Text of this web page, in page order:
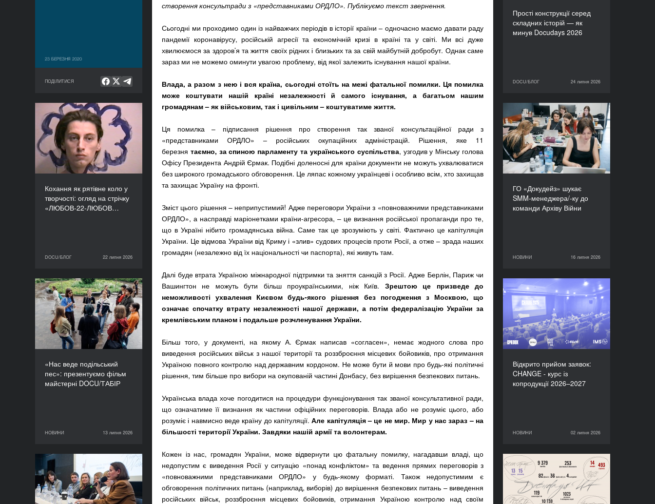
23 БЕРЕЗНЯ 2020
ПОДІЛИТИСЯ
створення консультради з «представниками ОРДЛО». Публікуємо текст звернення.
Сьогодні ми проходимо один із найважчих періодів в історії країни – одночасно маємо давати раду
пандемії коронавірусу, російській агресії та економічній кризі в країні та у світі. Ми всі дуже
хвилюємося за здоров’я та життя своїх рідних і близьких та за свій майбутній добробут. Однак саме
зараз ми не можемо оминути увагою проблему, від якої залежить існування нашої країни.
Влада, а разом з нею і вся країна, сьогодні стоїть на межі фатальної помилки. Ця помилка
може коштувати нашій країні незалежності й самого існування, а багатьом нашим
громадянам – як військовим, так і цивільним – коштуватиме життя.
Ця помилка – підписання рішення про створення так званої консультаційної ради з
«представниками ОРДЛО» – російських окупаційних адміністрацій. Рішення, яке 11
березня таємно, за спиною парламенту та українського суспільства, узгодив у Мінську голова
Офісу Президента Андрій Єрмак. Подібні доленосні для країни документи не можуть ухвалюватися
без широкого громадського обговорення. Це ляпас кожному українцеві і особливо всім, хто захищав
та захищає Україну на фронті.
Зміст цього рішення – неприпустимий! Адже переговори України з «повноважними представниками
ОРДЛО», а насправді маріонетками країни-агресора, – це визнання російської пропаганди про те,
що в Україні нібито громадянська війна. Саме так це зрозуміють у світі. Фактично це капітуляція
України. Це відмова України від Криму і «злив» судових процесів проти Росії, а отже – зрада наших
громадян (незалежно від їх національності чи паспорта), які живуть там.
Далі буде втрата Україною міжнародної підтримки та зняття санкцій з Росії. Адже Берлін, Париж чи
Вашингтон не можуть бути більш проукраїнськими, ніж Київ. Зрештою це призведе до
неможливості ухвалення Києвом будь-якого рішення без погодження з Москвою, що
означає спочатку втрату незалежності нашої держави, а потім федералізацію України за
кремлівським планом і подальше розчленування України.
Більш того, у документі, на якому А. Єрмак написав «согласен», немає жодного слова про
виведення російських військ з нашої території та роззброєння місцевих бойовиків, про отримання
Україною повного контролю над державним кордоном. Не може бути й мови про будь-які політичні
рішення, тим більше про вибори на окупованій частині Донбасу, без вирішення безпекових питань.
Українська влада хоче погодитися на процедури функціонування так званої консультативної ради,
що означатиме її визнання як частини офіційних переговорів. Влада або не розуміє цього, або
розуміє і навмисно веде країну до капітуляції.Але капітуляція – це не мир. Мир у нас зараз – на
більшості території України. Завдяки нашій армії та волонтерам.
Кожен із нас, громадян України, може відвернути цю фатальну помилку, нагадавши владі, що
недопустим є виведення Росії у ситуацію «понад конфліктом» та ведення прямих переговорів з
«повноважними представниками ОРДЛО» у будь-якому форматі. Також недопустимим є
обговорення політичних питань (наприклад, виборів) до вирішення безпекових питань – виведення
російських військ, роззброєння місцевих бойовиків, отримання Україною контролю над своїм
Прості конструкції серед
складних історій — як
минув Docudays 2026
DOCU/БЛОГ 24 липня 2026
DOCU/БЛОГ
24 липня 2026
Кохання як рятівне коло у
творчості: огляд на стрічку
«ЛЮБОВ-22-ЛЮБОВ…
DOCU/БЛОГ 22 липня 2026
Кохання як рятівне коло
у творчості: огляд на
стрічку «ЛЮБОВ-22-
ЛЮБОВ» Єруна
Койманса
DOCU/БЛОГ
22 липня 2026
ГО «Докудейз» шукає
SMM-менеджера/-ку до
команди Архіву Війни
НОВИНИ 16 липня 2026
ГО «Докудейз» шукає
SMM-менеджера/-ку до
команди Архіву Війни
НОВИНИ
16 липня 2026
«Нас веде подільський
пес»: презентуємо фільм
майстерні DOCU/ТАБІР
НОВИНИ 13 липня 2026
«Нас веде подільський
пес»: презентуємо фільм
майстерні DOCU/ТАБІР
НОВИНИ
13 липня 2026
Відкрито прийом заявок:
CHANGE - курс із
копродукції 2026–2027
НОВИНИ 02 липня 2026
Відкрито прийом заявок:
CHANGE - курс із
копродукції 2026–2027
НОВИНИ
02 липня 2026
Бути присутніми: ГО
«Докудейз» розпочинає
інформаційну кампанію
про людей в окупації
Стійкі прості конструкції:
підсумки Docudays UA-
2026